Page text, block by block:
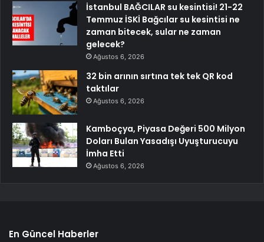
İstanbul BAĞCILAR su kesintisi! 21-22
Temmuz İSKİ Bağcılar su kesintisi ne
zaman bitecek, sular ne zaman
gelecek?
Ağustos 6, 2026
32 bin arının sırtına tek tek QR kod
taktılar
Ağustos 6, 2026
Kamboçya, Piyasa Değeri 500 Milyon
Doları Bulan Yasadışı Uyuşturucuyu
İmha Etti
Ağustos 6, 2026
En Güncel Haberler